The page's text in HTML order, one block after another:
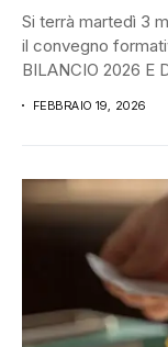
Si terrà martedì 3
il convegno
BILANCIO 2026 E
FEBBRAIO 19, 2026